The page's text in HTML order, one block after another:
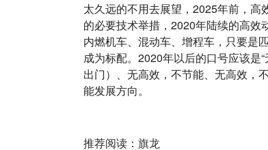
太久远的不用去展望，2025年前，
的必要技术举措，2020年陆续的高
内燃机车、混动车、增程车，只要是
成为标配。2020年以后的口号应该是
出门）、无高效，不节能、无高效，
能发展方向。
推荐阅读： 旗龙